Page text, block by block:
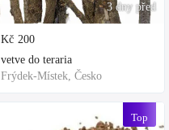
3 dny před
Kč 200
vetve do teraria
Frýdek-Místek, Česko
Top